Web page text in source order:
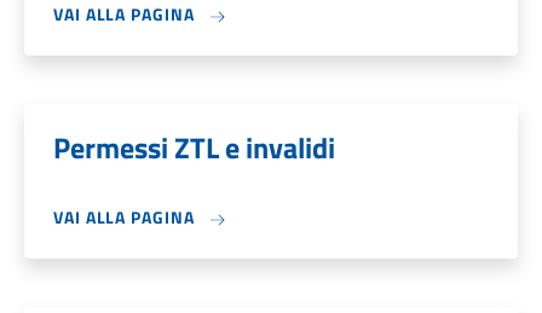
VAI ALLA PAGINA
Permessi ZTL e invalidi
VAI ALLA PAGINA